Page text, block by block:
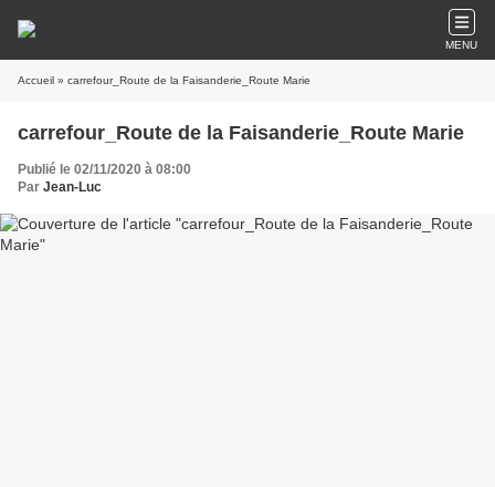
MENU
Accueil » carrefour_Route de la Faisanderie_Route Marie
carrefour_Route de la Faisanderie_Route Marie
Publié le 02/11/2020 à 08:00
Par Jean-Luc